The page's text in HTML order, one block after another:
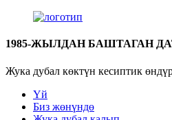
1985-ЖЫЛДАН БАШТАГАН
Жука дубал көктүн кесиптик
Үй
Биз жөнүндө